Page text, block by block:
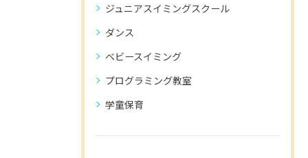
ジュニアスイミングスクール
ダンス
ベビースイミング
プログラミング教室
学童保育